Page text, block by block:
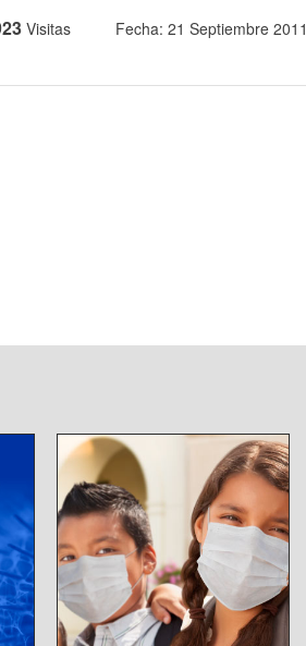
Visitas Fecha: 21 Septiembre 2011